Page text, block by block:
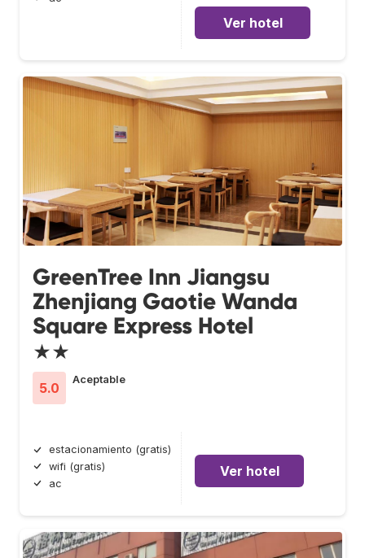
Ver hotel
GreenTree Inn Jiangsu
Zhenjiang Gaotie Wanda
Square Express Hotel
★★
5.0
Aceptable
estacionamiento (gratis)
wifi (gratis)
ac
Ver hotel